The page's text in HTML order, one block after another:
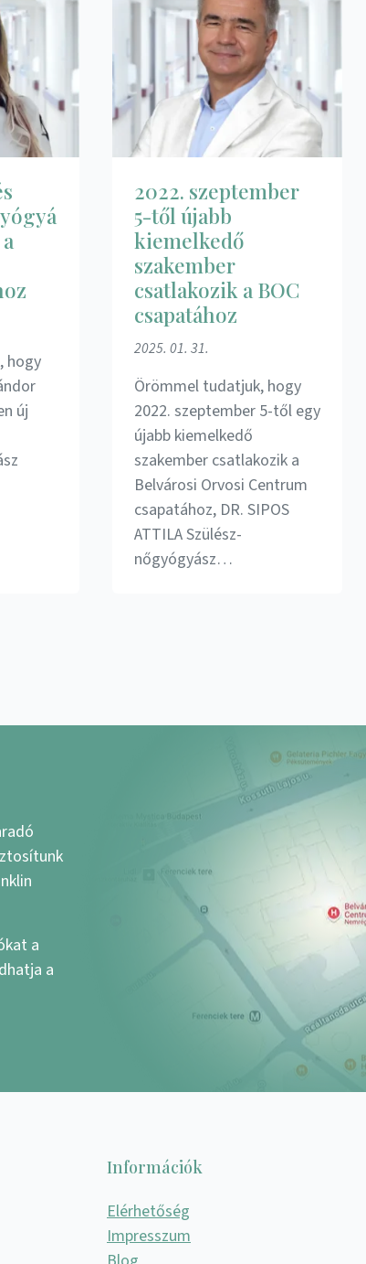
hogy
új
2022. szeptember
5-től újabb
kiemelkedő
szakember
csatlakozik a BOC
csapatához
2025. 01. 31.
Örömmel tudatjuk, hogy
2022. szeptember 5-től egy
újabb kiemelkedő
szakember csatlakozik a
Belvárosi Orvosi Centrum
csapatához, DR. SIPOS
ATTILA Szülész-
nőgyógyász…
a
a
Információk
Elérhetőség
Impresszum